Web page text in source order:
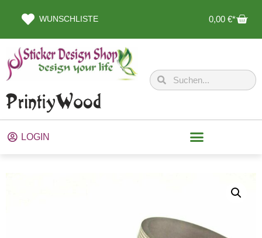
WUNSCHLISTE 0,00 €
LOGIN